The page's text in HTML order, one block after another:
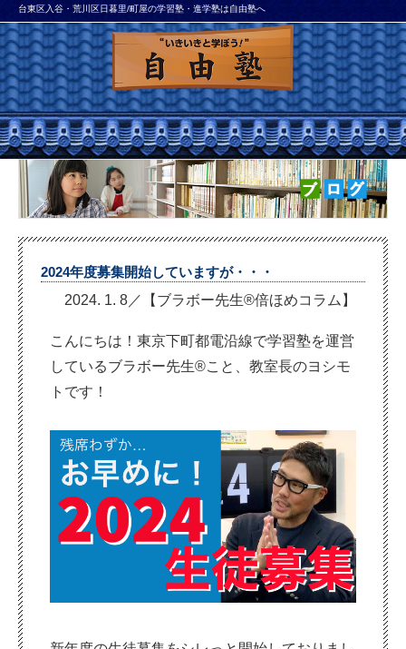
台東区入谷・荒川区日暮里/町屋の学習塾・進学塾は自由塾へ
2024年度募集開始していますが・・・
2024. 1. 8／【ブラボー先生®倍ほめコラム】
こんにちは！東京下町都電沿線で学習塾を運営
しているブラボー先生®こと、教室長のヨシモ
トです！